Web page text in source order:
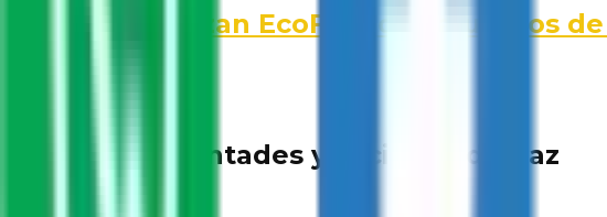
Realizan EcoFest con alumnos
Unión de voluntades y acciones de paz